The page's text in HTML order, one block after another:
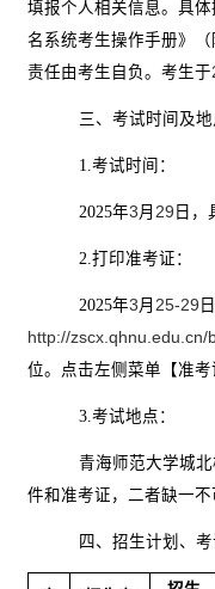
填报个人相关信息。具
名系统考生操作手册》（
责任由考生自负。考生于
三、考试时间及地
1. 考试时间：
2025年3 月 29 日，
2. 打印准考证：
2025年3 月 25-29
http://zscx.qhnu.edu.cn/
位。点击左侧菜单【准
3. 考试地点：
青海师范大学城
件和准考证，二者缺一不
四、招生计划、